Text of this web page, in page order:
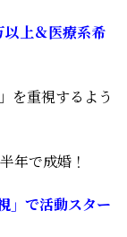
上＆医療系希
を重視するよう
年で成婚！
」で活動スター